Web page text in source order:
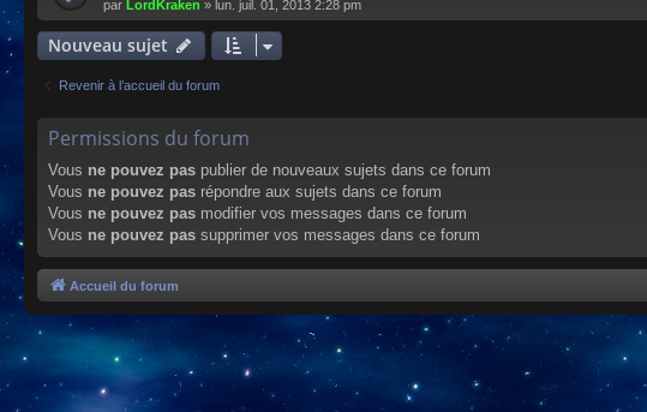
par LordKraken » lun. juil. 01, 2013 2:28 pm
Nouveau sujet
Revenir à l’accueil du forum
Permissions du forum
Vous ne pouvez pas publier de nouveaux sujets dans ce forum
Vous ne pouvez pas répondre aux sujets dans ce forum
Vous ne pouvez pas modifier vos messages dans ce forum
Vous ne pouvez pas supprimer vos messages dans ce forum
Accueil du forum